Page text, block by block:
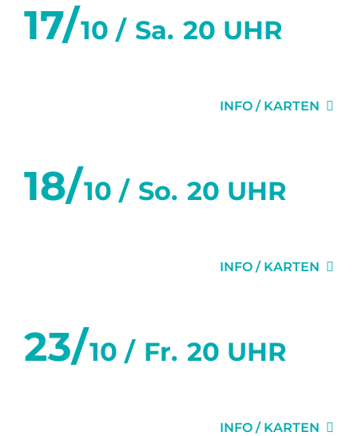
17/10 / Sa. 20 UHR
INFO / KARTEN
18/10 / So. 20 UHR
INFO / KARTEN
23/10 / Fr. 20 UHR
INFO / KARTEN